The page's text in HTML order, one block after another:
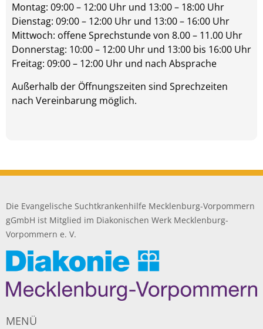
Montag: 09:00 – 12:00 Uhr und 13:00 – 18:00 Uhr
Dienstag: 09:00 – 12:00 Uhr und 13:00 – 16:00 Uhr
Mittwoch: offene Sprechstunde von 8.00 – 11.00 Uhr
Donnerstag: 10:00 – 12:00 Uhr und 13:00 bis 16:00 Uhr
Freitag: 09:00 – 12:00 Uhr und nach Absprache
Außerhalb der Öffnungszeiten sind Sprechzeiten
nach Vereinbarung möglich.
Die Evangelische Suchtkrankenhilfe Mecklenburg-Vorpommern
gGmbH ist Mitglied im Diakonischen Werk Mecklenburg-
Vorpommern e. V.
MENÜ